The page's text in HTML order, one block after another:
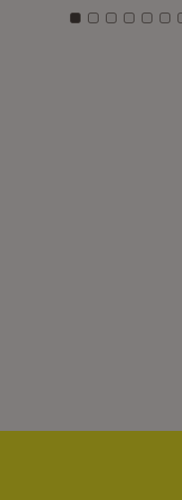
Zu Kachel: 0
Zu Kachel: 1
ZuZuZu